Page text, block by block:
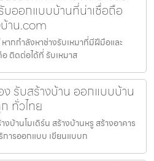
บออกแบบบ้านที่น่าเชื่อถือ
าน.com
ากกำลังหาช่างรับเหมาที่มีฝีมือและ
ติดต่อได้ที่ รับเหมาส
ง รับสร้างบ้าน ออกแบบบ้าน
ทั่วไทย
บ้านโมเดิร์น สร้างบ้านหรู สร้างอาคาร
การออกแบบ เขียนแบบก